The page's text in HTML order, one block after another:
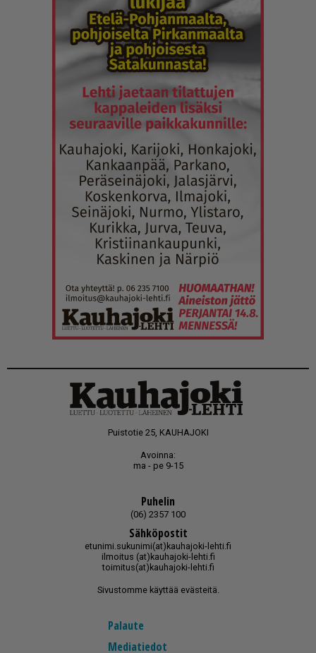
Puistotie 25, KAUHAJOKI
Avoinna:
ma - pe 9-15
Puhelin
(06) 2357 100
Sähköpostit
etunimi.sukunimi(at)kauhajoki-lehti.fi
ilmoitus (at)kauhajoki-lehti.fi
toimitus(at)kauhajoki-lehti.fi
Sivustomme käyttää evästeitä.
Palaute
Mediatiedot